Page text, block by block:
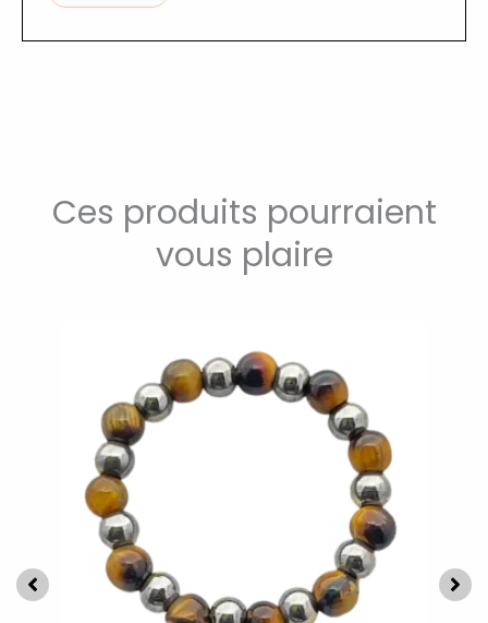
Ces produits pourraient
vous plaire
a
plusieurs
variations.
Les
options
peuvent
être
choisies